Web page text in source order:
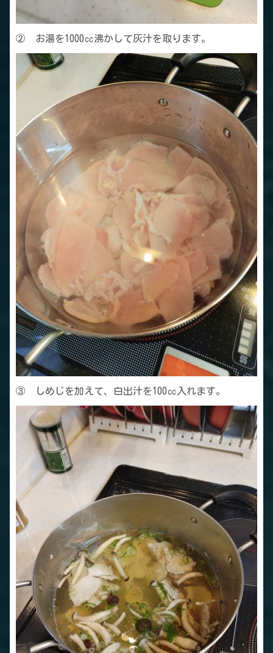
② お湯を1000㏄沸かして灰汁を取ります。
③ しめじを加えて、白出汁を100㏄入れます。